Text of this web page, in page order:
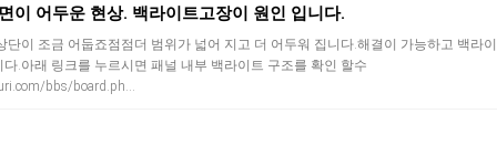
이 어두운 현상. 백라이트고장이 원인 입니다.
단이 조금 어둡죠점점더 범위가 넓어 지고 더 어두워 집니다.해결이 가능하고 백라
.아래 링크를 누르시면 패널 내부 백라이트 구조를 확인 할수
bbs/board.ph…